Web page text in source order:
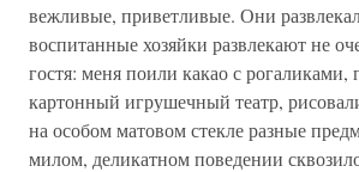
вежливые, приветливые. Они
воспитанные хозяйки развлекают не
гостя: меня поили какао с рогаликами,
картонный игрушечный театр,
на особом матовом стекле разные
милом, деликатном поведении